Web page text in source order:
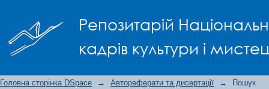
Репозитарій
кадрів культури і
Головна сторінка DSpace → Автореферати та дисертації → Пошук